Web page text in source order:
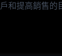
和提高銷售的